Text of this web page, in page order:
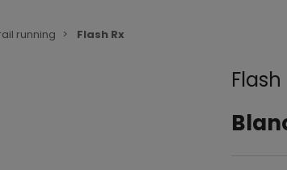
running Flash Rx
Flash